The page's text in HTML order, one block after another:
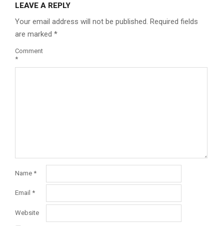
LEAVE A REPLY
Your email address will not be published. Required fields
are marked *
Comment
*
Name *
Email *
Website